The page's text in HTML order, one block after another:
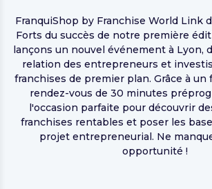
FranquiShop by Franchise World Link
Forts du succès de notre première
lançons un nouvel événement à Lyon,
relation des entrepreneurs et
franchises de premier plan. Grâce à un
rendez-vous de 30 minutes
l'occasion parfaite pour découvrir
franchises rentables et poser les
projet entrepreneurial. Ne
opportunité !